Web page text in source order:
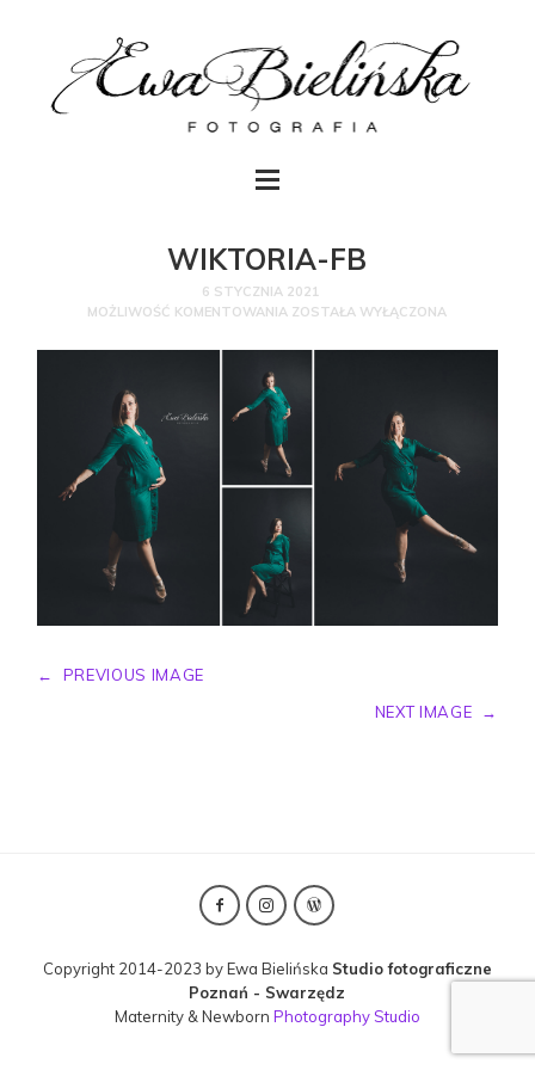
WIKTORIA-FB
6 STYCZNIA 2021
MOŻLIWOŚĆ KOMENTOWANIA ZOSTAŁA WYŁĄCZONA
←
PREVIOUS IMAGE
NEXT IMAGE
→
Copyright 2014-2023 by Ewa Bielińska Studio fotograficzne
Poznań - Swarzędz
Maternity & Newborn Photography Studio